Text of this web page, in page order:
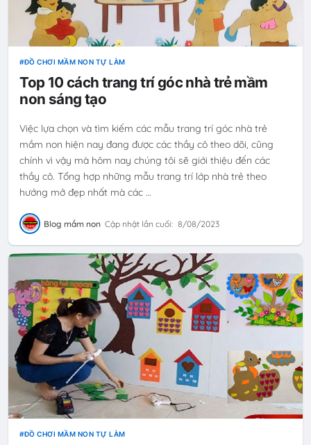
ĐỒ CHƠI MẦM NON TỰ LÀM
Top 10 cách trang trí góc nhà trẻ mầm
non sáng tạo
Việc lựa chọn và tìm kiếm các mẫu trang trí góc nhà trẻ
mầm non hiện nay đang được các thầy cô theo dõi, cũng
chính vì vậy mà hôm nay chúng tôi sẽ giới thiệu đến các
thầy cô. Tổng hợp những mẫu trang trí lớp nhà trẻ theo
hướng mở đẹp nhất mà các …
Blog mầm non Cập nhật lần cuối: 8/08/2023
ĐỒ CHƠI MẦM NON TỰ LÀM